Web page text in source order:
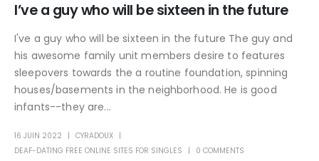
I’ve a guy who will be sixteen in the future
I've a guy who will be sixteen in the future The guy and
his awesome family unit members desire to features
sleepovers towards the a routine foundation, spinning
houses/basements in the neighborhood. He is good
infants--they are...
16 JUIN 2022
CYRADOUX
DEAF-DATING FREE ONLINE SITES FOR SINGLES
0 COMMENTS